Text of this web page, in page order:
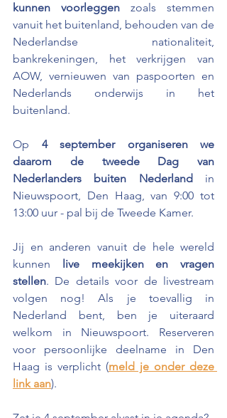
kunnen voorleggen zoals stemmen
vanuit het buitenland, behouden van de
Nederlandse nationaliteit,
bankrekeningen, het verkrijgen van
AOW, vernieuwen van paspoorten en
Nederlands onderwijs in het
buitenland.
Op 4 september organiseren we
daarom de tweede Dag van
Nederlanders buiten Nederland in
Nieuwspoort, Den Haag, van 9:00 tot
13:00 uur - pal bij de Tweede Kamer.
Jij en anderen vanuit de hele wereld
kunnen live meekijken en vragen
stellen. De details voor de livestream
volgen nog! Als je toevallig in
Nederland bent, ben je uiteraard
welkom in Nieuwspoort. Reserveren
voor persoonlijke deelname in Den
Haag is verplicht (meld je onder deze
link aan).